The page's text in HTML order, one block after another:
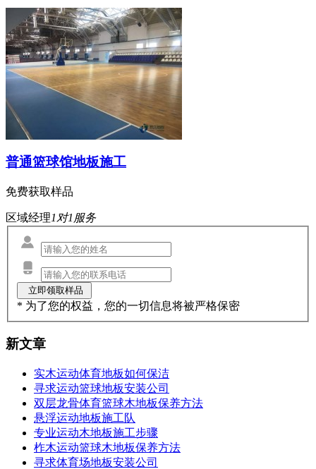
普通篮球馆地板施工
免费获取样品
区域经理1对1服务
* 为了您的权益，您的一切信息将被严格保密
新文章
实木运动体育地板如何保洁
寻求运动篮球地板安装公司
双层龙骨体育篮球木地板保养方法
悬浮运动地板施工队
专业运动木地板施工步骤
柞木运动篮球木地板保养方法
寻求体育场地板安装公司